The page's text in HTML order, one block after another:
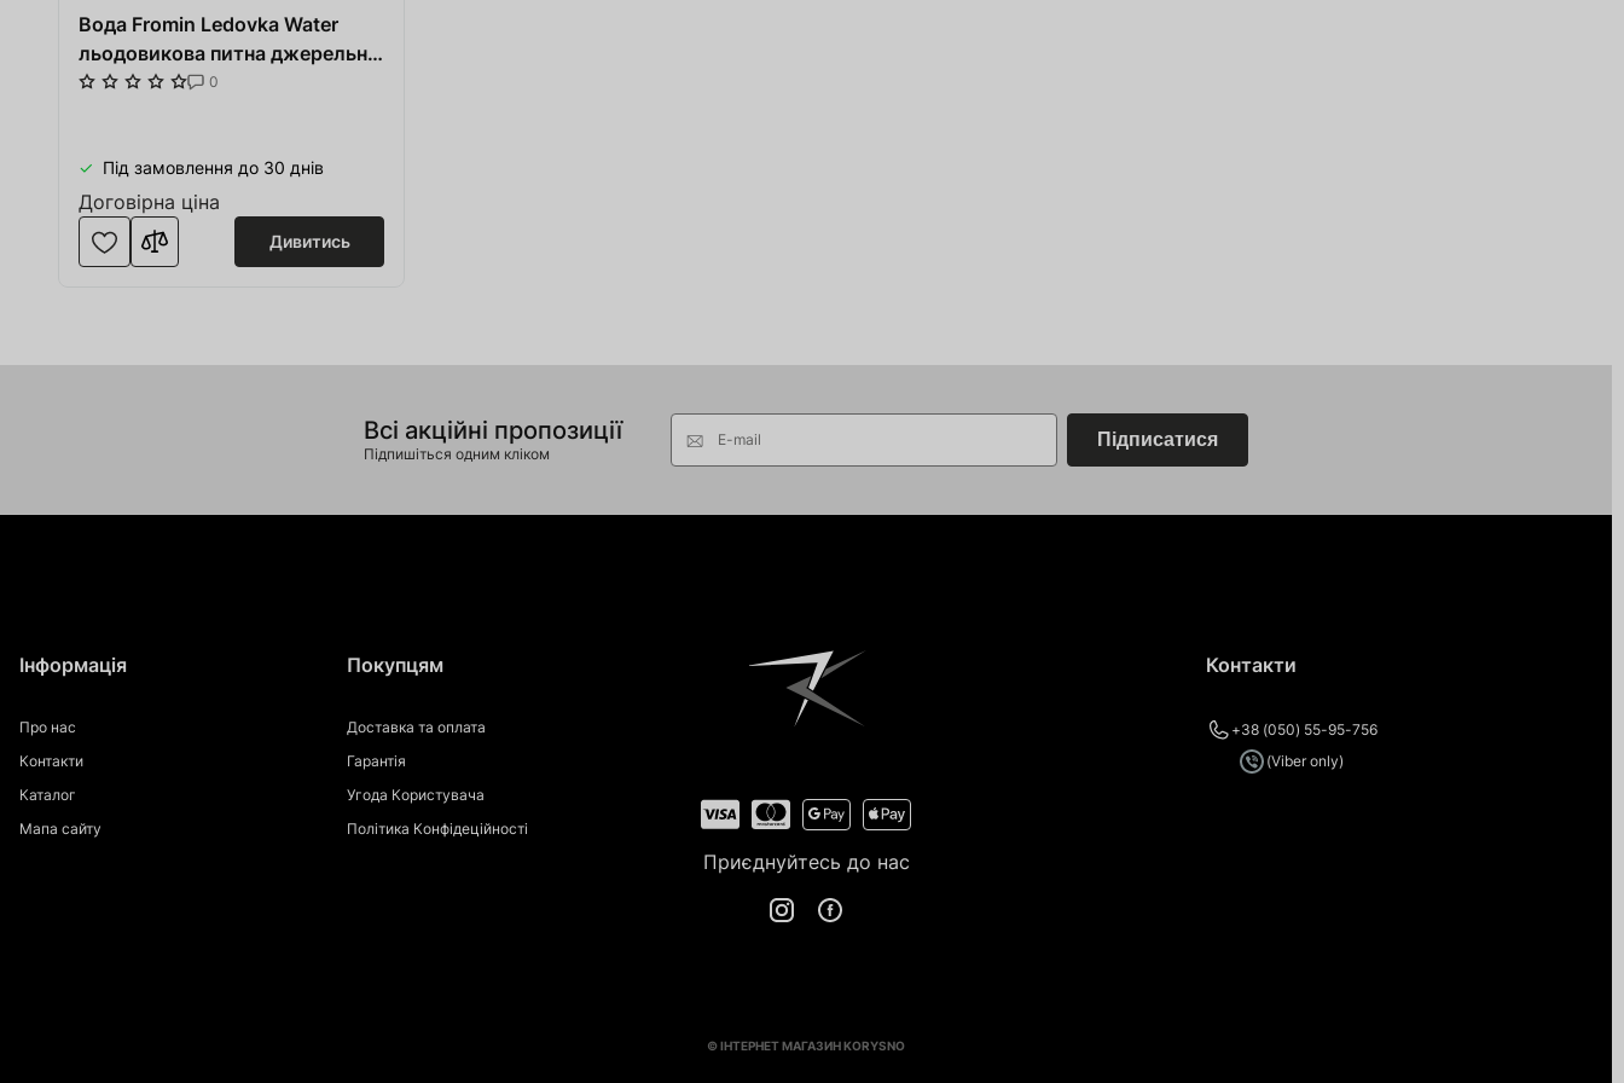
Вода Fromin Ledovka Water
льодовикова питна джерельна
0,7 л скло
0
Під замовлення до 30 днів
Договірна ціна
Дивитись
Всі акційні пропозиції
Підпишіться одним кліком
E-mail Підписатися
Приєднуйтесь до нас
Інформація
Про нас
Контакти
Каталог
Мапа сайту
Покупцям
Доставка та оплата
Гарантія
Угода Користувача
Політика Конфідеційності
Контакти
+38 (050) 55-95-756
(Viber only)
© ІНТЕРНЕТ МАГАЗИН KORYSNO